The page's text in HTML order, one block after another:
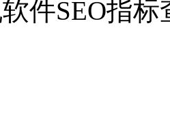
件SEO指标